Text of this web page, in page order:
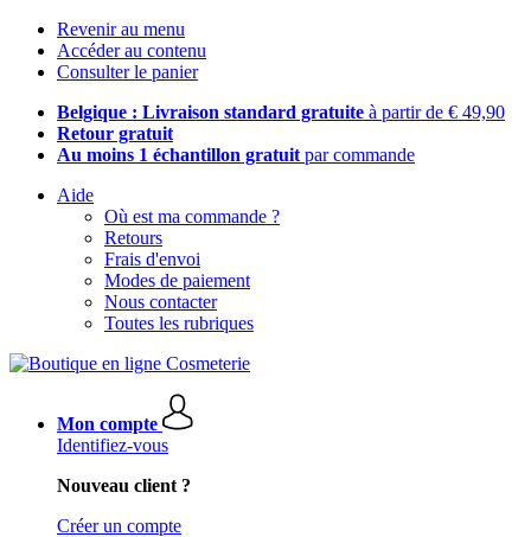
Revenir au menu
Accéder au contenu
Consulter le panier
Belgique : Livraison standard gratuite à partir de € 49,90
Retour gratuit
Au moins 1 échantillon gratuit par commande
Aide
Où est ma commande ?
Retours
Frais d'envoi
Modes de paiement
Nous contacter
Toutes les rubriques
Mon compte
Identifiez-vous
Nouveau client ?
Créer un compte